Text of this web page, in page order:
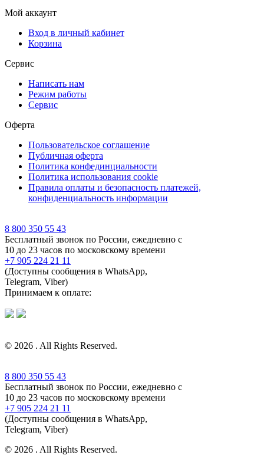
Мой аккаунт
Вход в личный кабинет
Корзина
Сервис
Написать нам
Режим работы
Сервис
Оферта
Пользовательское соглашение
Публичная оферта
Политика конфединциальности
Политика использования cookie
Правила оплаты и безопасность платежей,
конфиденциальность информации
8 800 350 55 43
Бесплатный звонок по России, ежедневно с
10 до 23 часов по московскому времени
+7 905 224 21 11
(Доступны сообщения в WhatsApp,
Telegram, Viber)
Принимаем к оплате:
© 2026 . All Rights Reserved.
8 800 350 55 43
Бесплатный звонок по России, ежедневно с
10 до 23 часов по московскому времени
+7 905 224 21 11
(Доступны сообщения в WhatsApp,
Telegram, Viber)
© 2026 . All Rights Reserved.